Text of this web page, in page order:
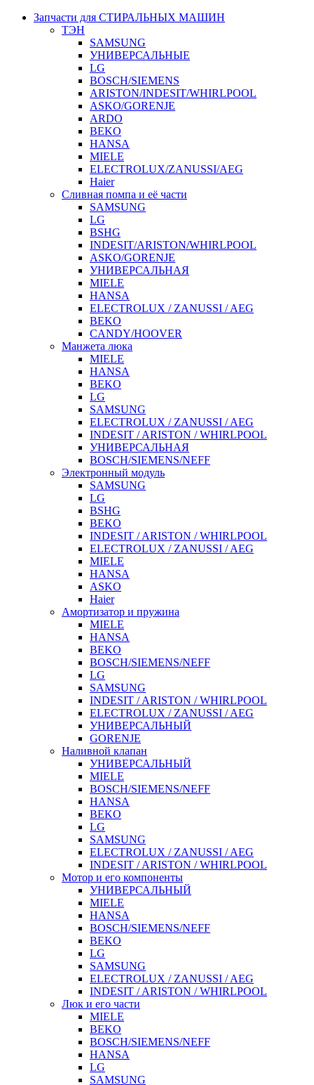
Запчасти для СТИРАЛЬНЫХ МАШИН
ТЭН
SAMSUNG
УНИВЕРСАЛЬНЫЕ
LG
BOSCH/SIEMENS
ARISTON/INDESIT/WHIRLPOOL
ASKO/GORENJE
ARDO
BEKO
HANSA
MIELE
ELECTROLUX/ZANUSSI/AEG
Haier
Сливная помпа и её части
SAMSUNG
LG
BSHG
INDESIT/ARISTON/WHIRLPOOL
ASKO/GORENJE
УНИВЕРСАЛЬНАЯ
MIELE
HANSA
ELECTROLUX / ZANUSSI / AEG
BEKO
CANDY/HOOVER
Манжета люка
MIELE
HANSA
BEKO
LG
SAMSUNG
ELECTROLUX / ZANUSSI / AEG
INDESIT / ARISTON / WHIRLPOOL
УНИВЕРСАЛЬНАЯ
BOSCH/SIEMENS/NEFF
Электронный модуль
SAMSUNG
LG
BSHG
BEKO
INDESIT / ARISTON / WHIRLPOOL
ELECTROLUX / ZANUSSI / AEG
MIELE
HANSA
ASKO
Haier
Амортизатор и пружина
MIELE
HANSA
BEKO
BOSCH/SIEMENS/NEFF
LG
SAMSUNG
INDESIT / ARISTON / WHIRLPOOL
ELECTROLUX / ZANUSSI / AEG
УНИВЕРСАЛЬНЫЙ
GORENJE
Наливной клапан
УНИВЕРСАЛЬНЫЙ
MIELE
BOSCH/SIEMENS/NEFF
HANSA
BEKO
LG
SAMSUNG
ELECTROLUX / ZANUSSI / AEG
INDESIT / ARISTON / WHIRLPOOL
Мотор и его компоненты
УНИВЕРСАЛЬНЫЙ
MIELE
HANSA
BOSCH/SIEMENS/NEFF
BEKO
LG
SAMSUNG
ELECTROLUX / ZANUSSI / AEG
INDESIT / ARISTON / WHIRLPOOL
Люк и его части
MIELE
BEKO
BOSCH/SIEMENS/NEFF
HANSA
LG
SAMSUNG